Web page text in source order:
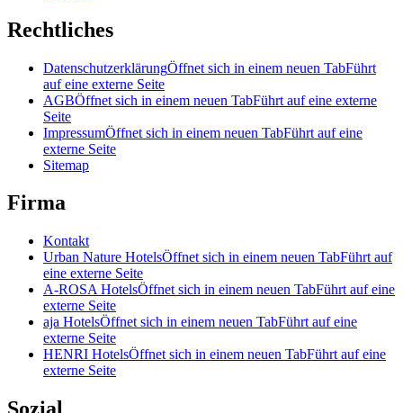
Rechtliches
DatenschutzerklärungÖffnet sich in einem neuen TabFührt
auf eine externe Seite
AGBÖffnet sich in einem neuen TabFührt auf eine externe
Seite
ImpressumÖffnet sich in einem neuen TabFührt auf eine
externe Seite
Sitemap
Firma
Kontakt
Urban Nature HotelsÖffnet sich in einem neuen TabFührt auf
eine externe Seite
A-ROSA HotelsÖffnet sich in einem neuen TabFührt auf eine
externe Seite
aja HotelsÖffnet sich in einem neuen TabFührt auf eine
externe Seite
HENRI HotelsÖffnet sich in einem neuen TabFührt auf eine
externe Seite